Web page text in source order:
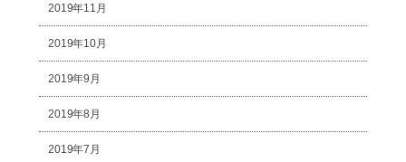
2019年11月
2019年10月
2019年9月
2019年8月
2019年7月